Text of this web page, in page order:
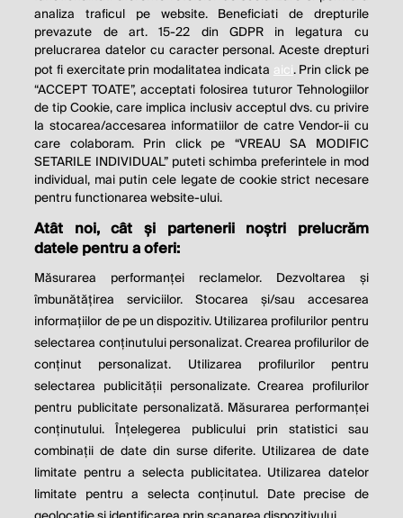
THE SOCIAL RESPONSIBILITY OF
BUSINESS IS TO INCREASE ITS
PROFITS.
Milton Friedman
© 2026 Profit.ro. Toate drepturile rezervate.
Dezvoltat de1616.ro
Contact Publicitate Despre noi
Politica de cookie Politica de
confidențialitate
analiza traficul pe website. Beneficiati de drepturile
prevazute de art. 15-22 din GDPR in legatura cu
prelucrarea datelor cu caracter personal. Aceste drepturi
pot fi exercitate prin modalitatea indicata aici. Prin click pe
“ACCEPT TOATE”, acceptati folosirea tuturor Tehnologiilor
de tip Cookie, care implica inclusiv acceptul dvs. cu privire
la stocarea/accesarea informatiilor de catre Vendor-ii cu
care colaboram. Prin click pe “VREAU SA MODIFIC
SETARILE INDIVIDUAL” puteti schimba preferintele in mod
individual, mai putin cele legate de cookie strict necesare
pentru functionarea website-ului.
Atât noi, cât și partenerii noștri prelucrăm
datele pentru a oferi:
Măsurarea performanței reclamelor. Dezvoltarea și
îmbunătățirea serviciilor. Stocarea și/sau accesarea
informațiilor de pe un dispozitiv. Utilizarea profilurilor pentru
selectarea conținutului personalizat. Crearea profilurilor de
conținut personalizat. Utilizarea profilurilor pentru
selectarea publicității personalizate. Crearea profilurilor
pentru publicitate personalizată. Măsurarea performanței
conținutului. Înțelegerea publicului prin statistici sau
combinații de date din surse diferite. Utilizarea de date
limitate pentru a selecta publicitatea. Utilizarea datelor
limitate pentru a selecta conținutul. Date precise de